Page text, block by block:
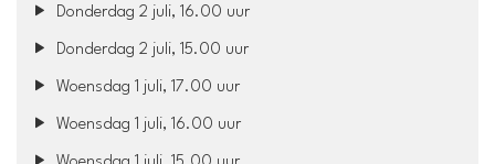
Donderdag 2 juli, 16.00 uur
Donderdag 2 juli, 15.00 uur
Woensdag 1 juli, 17.00 uur
Woensdag 1 juli, 16.00 uur